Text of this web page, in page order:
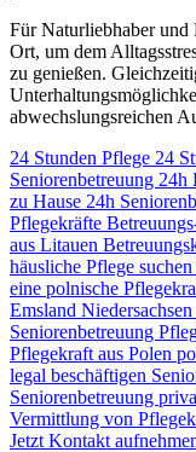
Für Naturliebhaber und
Ort, um dem
zu genießen.
abwechslungsreichen
24 Stunden Pflege 24
Seniorenbetreuung 24h
zu Hause 24h
Pflegekräfte
aus Litauen
häusliche Pflege suchen
eine polnische
Emsland Niedersachsen
Seniorenbetreuung
Pflegekraft aus Polen
legal beschäftigen
Seniorenbetreuung
Vermittlung von
Jetzt Kontakt